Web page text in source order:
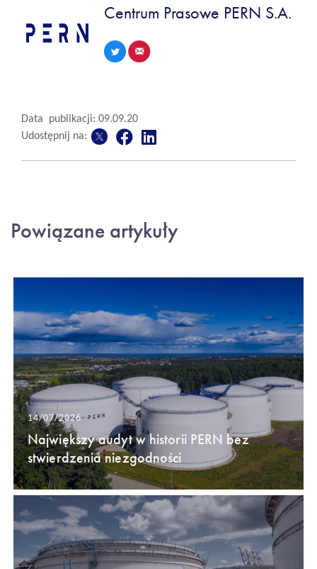
Centrum Prasowe PERN S.A.
Data publikacji: 09.09.20
Udostępnij na:
Powiązane artykuły
14/07/2026
Największy audyt w historii PERN bez
stwierdzenia niezgodności